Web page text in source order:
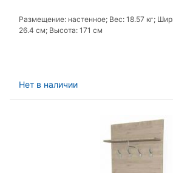
Размещение: настенное; Вес: 18.57 кг;
26.4 см; Высота: 171 см
Нет в наличии